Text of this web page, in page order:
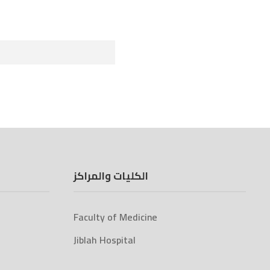
الكليات والمراكز
Faculty of Medicine
Jiblah Hospital